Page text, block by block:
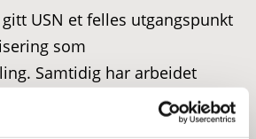
gitt USN et felles utgangspunkt
som
Samtidig har arbeidet
grep som må tas videre for å
og måloppnåelse i den